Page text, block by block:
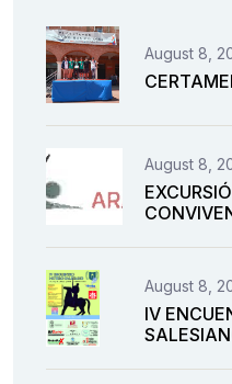
August 8,
August 8,
August 8,
IV